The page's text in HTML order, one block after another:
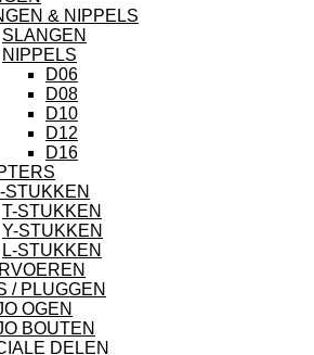
& NIPPELS
SLANGEN
NIPPELS
D06
D08
D10
D12
D16
STUKKEN
T-STUKKEN
Y-STUKKEN
L-STUKKEN
/ PLUGGEN
OGEN
BOUTEN
DELEN